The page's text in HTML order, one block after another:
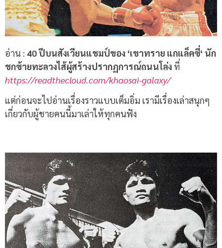
อ่าน : 40ปีบนสังเวียนแชมป์ของ ‘เขาทราย แกแล็คซี่‘ นัก
ชกซ้ายทะลวงไส้ผู้สร้างปรากฏการณ์ถนนโล่ง ที่
https://readthecloud.com/khaosai-galaxy/
แต่ก่อนจะไปอ่านเรื่องราวแบบเต็มอิ่ม เรามีเรื่องเล่าสนุกๆ
เกี่ยวกับผู้ชายคนนี้มาเล่าให้ทุกคนฟัง